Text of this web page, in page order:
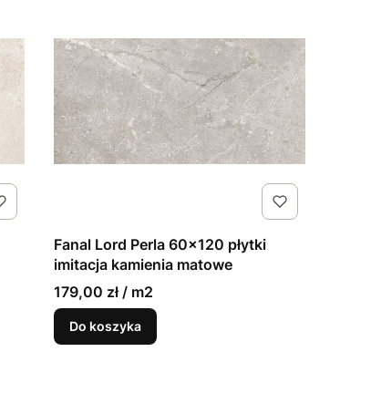
Fanal Lord Perla 60x120 płytki
imitacja kamienia matowe
179,00 zł / m2
Do koszyka